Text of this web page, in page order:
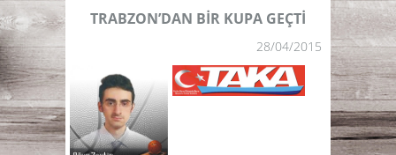
TRABZON’DAN BİR KUPA GEÇTİ
28/04/2015